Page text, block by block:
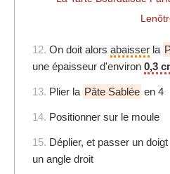
12. On doit alors abaisser la
une épaisseur d'environ 0,3
13. Plier la Pâte Sablée en 4
14. Positionner sur le moule
15. Déplier, et passer un
un angle droit